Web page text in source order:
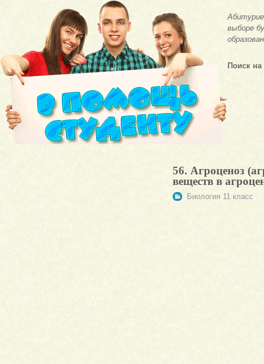
выборе
Поиск на
56. Агроценоз
веществ в
Биология 11 класс